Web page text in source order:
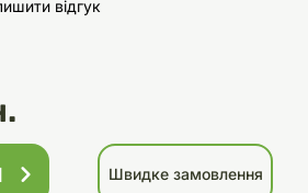
відгук
Швидке замовлення